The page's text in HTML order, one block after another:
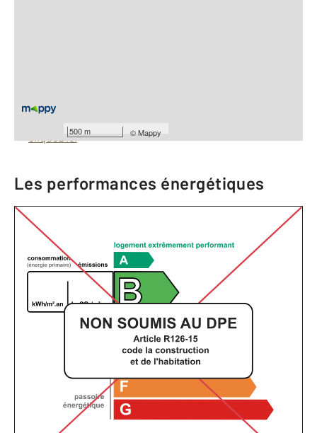
500 m ©Mappy
Barèmes d'honoraires de l'agence
cliquez ici
Les performances énergétiques